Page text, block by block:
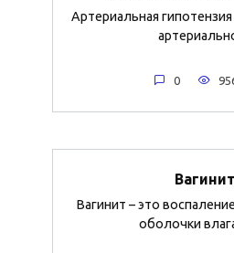
Артериальная
0
Вагинит
Вагинит – это
оболочки